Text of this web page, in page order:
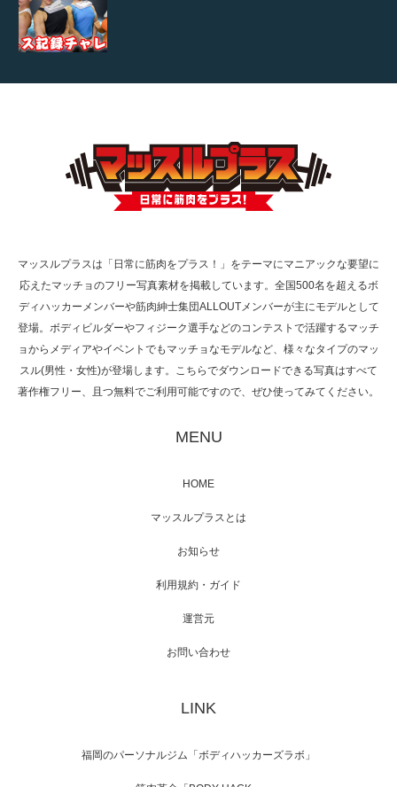
【TV】TBS番組「ひるおび」にてマッスルプ
TOKYO FMラジオ番組「ONE MORNING」
で紹介さ…
た（6/8放送）
映画「メカバース」舞台挨拶へマッスルプラ
【TV】NHK BS「COOL JAPAN 」にてマッス
「ねとらぼ」さんに…
マッスルプラスは「日常に筋肉をプラス！」をテーマにマニアックな要望に
応えたマッチョのフリー写真素材を掲載しています。全国500名を超えるボ
ディハッカーメンバーや筋肉紳士集団ALLOUTメンバーが主にモデルとして
登場。ボディビルダーやフィジーク選手などのコンテストで活躍するマッチ
ョからメディアやイベントでもマッチョなモデルなど、様々なタイプのマッ
スル(男性・女性)が登場します。こちらでダウンロードできる写真はすべて
著作権フリー、且つ無料でご利用可能ですので、ぜひ使ってみてください。
MENU
HOME
マッスルプラスとは
お知らせ
利用規約・ガイド
運営元
お問い合わせ
LINK
福岡のパーソナルジム「ボディハッカーズラボ」